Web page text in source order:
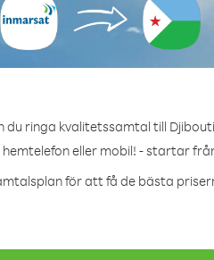
du ringa kvalitetssamtal till
hemtelefon eller mobil! - startar
för att få de bästa